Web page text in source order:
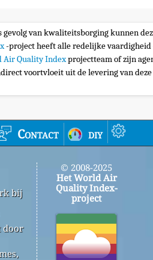
van kwaliteitsborging kunnen
-project heeft alle redelijke vaardigheid
Air Quality Indexprojectteam of zijn
voortvloeit uit de levering van deze
Contact diy
bij
door
© 2008-2025
Het World Air
Quality Index-
project